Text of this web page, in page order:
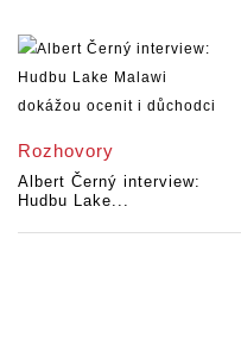
Rozhovory
Albert Černý interview:
Hudbu Lake...